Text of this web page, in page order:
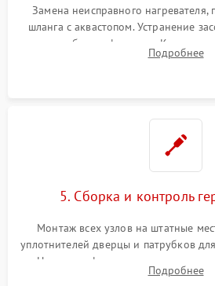
Замена неисправного
шланга с аквастопом. Устранение
патрубках и фильтрах.
управления, восстановление
Подробнее
5. Сборка и контроль
Монтаж всех узлов на штатные
уплотнителей дверцы и патрубков
Надежная фиксация хомутов
сборка корпуса и установка
Подробнее